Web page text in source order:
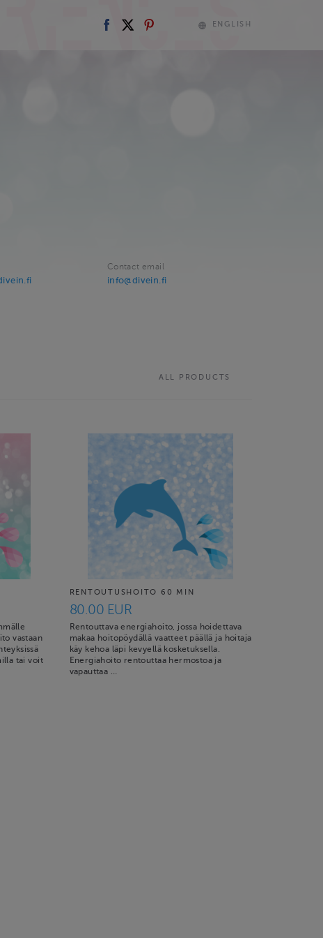
ENGLISH
Contact email
info@divein.fi
ALL PRODUCTS
vastaan
tai voit
RENTOUTUSHOITO 60 MIN
80.00 EUR
Rentouttava energiahoito, jossa hoidettava
makaa hoitopöydällä vaatteet päällä ja hoitaja
käy kehoa läpi kevyellä kosketuksella.
Energiahoito rentouttaa hermostoa ja
vapauttaa …